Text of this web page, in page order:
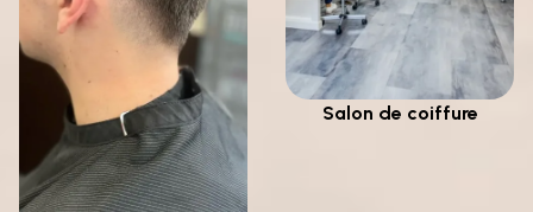
Salon de coiffure